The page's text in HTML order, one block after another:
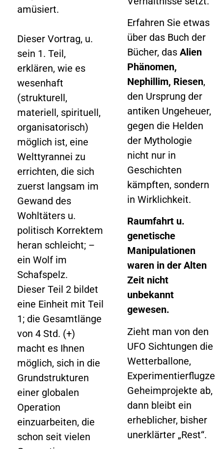
amüsiert.
Dieser Vortrag, u.
sein 1. Teil,
erklären, wie es
wesenhaft
(strukturell,
materiell, spirituell,
organisatorisch)
möglich ist, eine
Welttyrannei zu
errichten, die sich
zuerst langsam im
Gewand des
Wohltäters u.
politisch Korrektem
heran schleicht; –
ein Wolf im
Schafspelz.
Dieser Teil 2 bildet
eine Einheit mit Teil
1; die Gesamtlänge
von 4 Std. (+)
macht es Ihnen
möglich, sich in die
Grundstrukturen
einer globalen
Operation
einzuarbeiten, die
schon seit vielen
Erfahren Sie etwas
über das Buch der
Bücher, das Alien
Phänomen,
Nephillim, Riesen,
den Ursprung der
antiken Ungeheuer,
gegen die Helden
der Mythologie
nicht nur in
Geschichten
kämpften, sondern
in Wirklichkeit.
Raumfahrt u.
genetische
Manipulationen
waren in der Alten
Zeit nicht
unbekannt
gewesen.
Zieht man von den
UFO Sichtungen die
Wetterballone,
Geheimprojekte ab,
dann bleibt ein
erheblicher, bisher
unerklärter „Rest“.